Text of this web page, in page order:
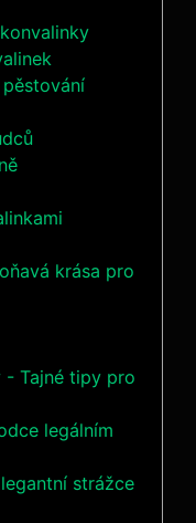
krása pro
Tajné tipy pro
legálním
strážce